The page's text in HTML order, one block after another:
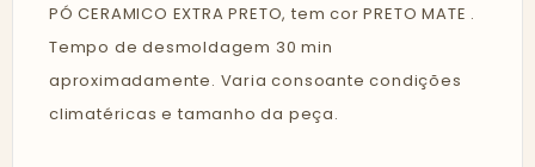
PÓ CERAMICO EXTRA PRETO, tem cor PRETO MATE .
Tempo de desmoldagem 30 min
aproximadamente. Varia consoante condições
climatéricas e tamanho da peça.